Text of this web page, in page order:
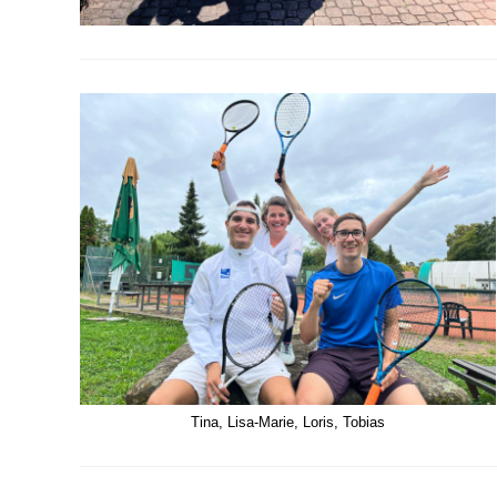
Tina, Lisa-Marie, Loris, Tobias